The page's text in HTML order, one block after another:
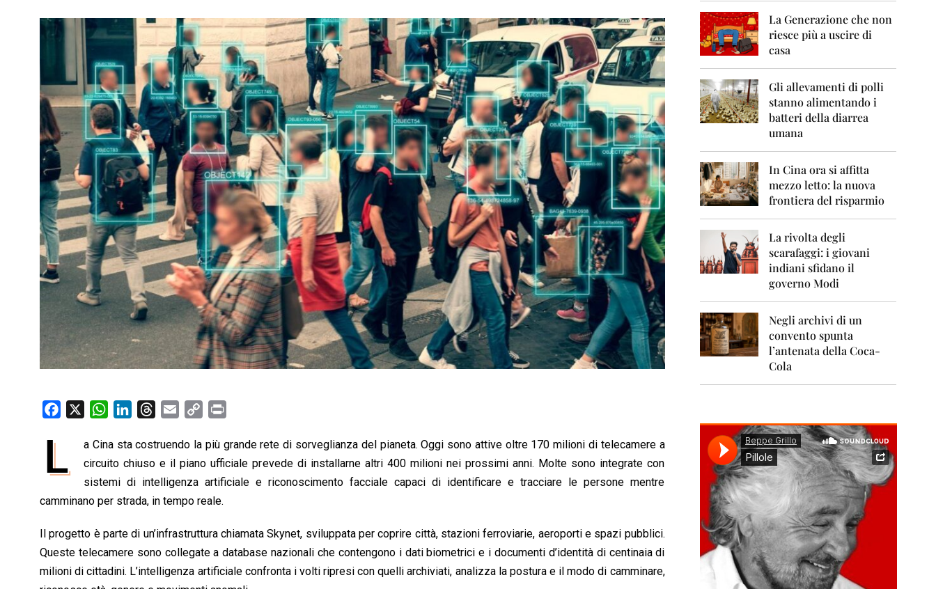
0
7
2
0
2
0
0
9
2
0
1
0
1
2
0
1
2
2
0
4
1
5
2
o
k
W
a
t
s
A
p
n
k
e
d
n
r
e
a
d
a
i
l
p
y
L
i
k
i
n
t
L
a Cina sta costruendo la più grande rete di sorveglianza del pianeta. Oggi sono attive oltre 170 milioni di telecamere a
circuito chiuso e il piano ufficiale prevede di installarne altri 400 milioni nei prossimi anni. Molte sono integrate con
sistemi di intelligenza artificiale e riconoscimento facciale capaci di identificare e tracciare le persone mentre
camminano per strada, in tempo reale.
Il progetto è parte di un’infrastruttura chiamata Skynet, sviluppata per coprire città, stazioni ferroviarie, aeroporti e spazi pubblici.
Queste telecamere sono collegate a database nazionali che contengono i dati biometrici e i documenti d’identità di centinaia di
milioni di cittadini. L’intelligenza artificiale confronta i volti ripresi con quelli archiviati, analizza la postura e il modo di camminare,
La Generazione che non
riesce più a uscire di
casa
Gli allevamenti di polli
stanno alimentando i
batteri della diarrea
umana
In Cina ora si affitta
mezzo letto: la nuova
frontiera del risparmio
La rivolta degli
scarafaggi: i giovani
indiani sfidano il
governo Modi
Negli archivi di un
convento spunta
l’antenata della Coca-
Cola